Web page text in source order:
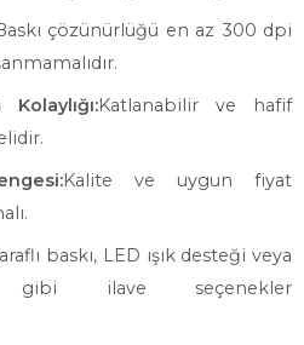
çözünürlüğü en az 300 dpi
Katlanabilir ve hafif
Kalite ve uygun fiyat
baskı, LED ışık desteği veya
gibi ilave seçenekler